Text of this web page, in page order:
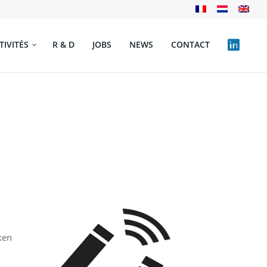
R & D JOBS NEWS CONTACT